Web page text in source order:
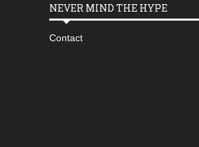
NEVER MIND THE HYPE
Contact